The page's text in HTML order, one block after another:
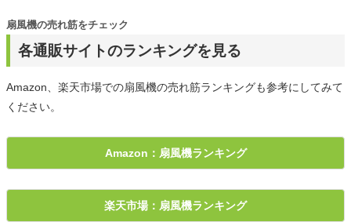
各通販サイトのランキングを見る
扇風機の売れ筋をチェック
Amazon、楽天市場での扇風機の売れ筋ランキングも参考にしてみて
ください。
Amazon：扇風機ランキング
楽天市場：扇風機ランキング